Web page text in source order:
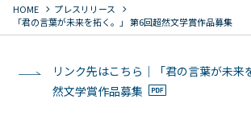
HOME chevron_right プレスリリース chevron_right
「君の言葉が未来を拓く。」 第6回超然文学賞作品募集
リンク先はこちら｜「君の言葉が未来
然文学賞作品募集